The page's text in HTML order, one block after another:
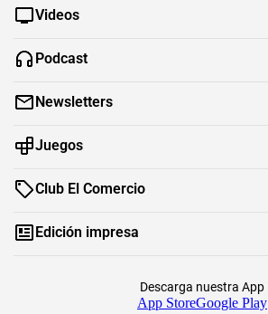
Videos
Podcast
Newsletters
Juegos
Club El Comercio
Edición impresa
Descarga nuestra App
App StoreGoogle Play